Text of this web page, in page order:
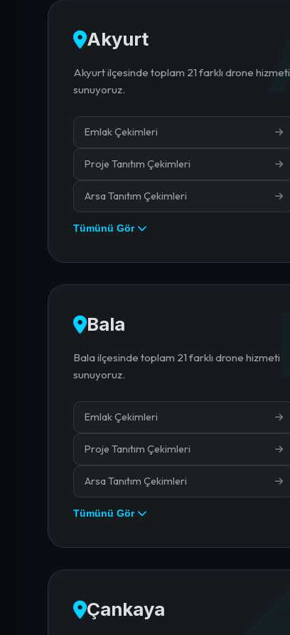
A
Akyurt
Akyurt ilçesinde toplam 21 farklı drone hizmeti
sunuyoruz.
Emlak Çekimleri
Proje Tanıtım Çekimleri
Arsa Tanıtım Çekimleri
Tümünü Gör
B
Bala
Bala ilçesinde toplam 21 farklı drone hizmeti
sunuyoruz.
Emlak Çekimleri
Proje Tanıtım Çekimleri
Arsa Tanıtım Çekimleri
Tümünü Gör
Çankaya